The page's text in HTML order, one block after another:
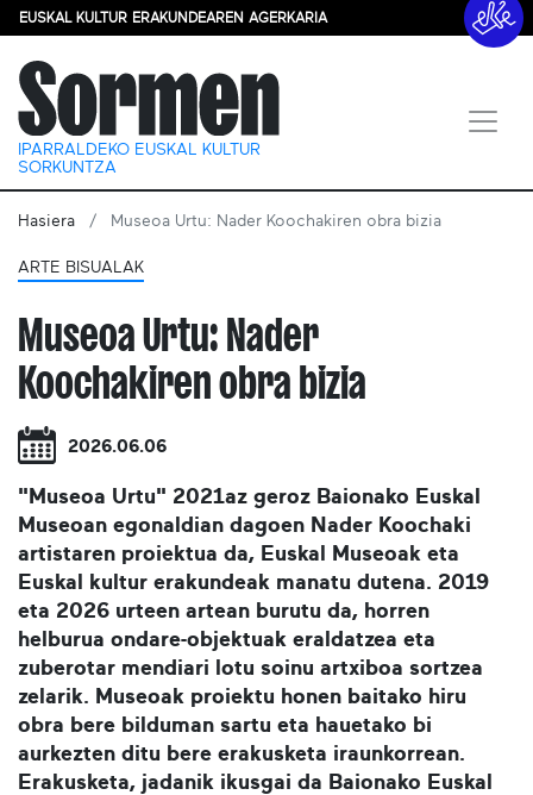
EUSKAL KULTUR ERAKUNDEAREN AGERKARIA
IPARRALDEKO EUSKAL KULTUR
SORKUNTZA
Hasiera Museoa Urtu: Nader Koochakiren obra bizia
ARTE BISUALAK
Museoa Urtu: Nader
Koochakiren obra bizia
2026.06.06
"Museoa Urtu" 2021az geroz Baionako Euskal
Museoan egonaldian dagoen Nader Koochaki
artistaren proiektua da, Euskal Museoak eta
Euskal kultur erakundeak manatu dutena. 2019
eta 2026 urteen artean burutu da, horren
helburua ondare-objektuak eraldatzea eta
zuberotar mendiari lotu soinu artxiboa sortzea
zelarik. Museoak proiektu honen baitako hiru
obra bere bilduman sartu eta hauetako bi
aurkezten ditu bere erakusketa iraunkorrean.
Erakusketa, jadanik ikusgai da Baionako Euskal